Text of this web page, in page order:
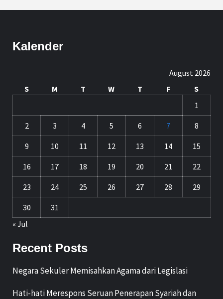
Kalender
August 2026
S
M T W T F
S
1
2 3 4 5 6 7 8
9 10 11 12 13 14 15
16 17 18 19 20 21 22
23 24 25 26 27 28 29
30
31
« Jul
Recent Posts
Negara Sekuler Memisahkan Agama dari Legislasi
Hati-hati Merespons Seruan Penerapan Syariah dan